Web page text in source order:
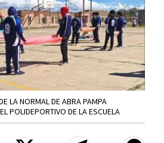
LA NORMAL DE ABRA PAMPA
POLIDEPORTIVO DE LA ESCUELA